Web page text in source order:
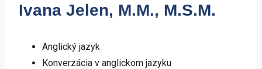
Ivana Jelen, M.M., M.S.M.
Anglický jazyk
Konverzácia v anglickom jazyku